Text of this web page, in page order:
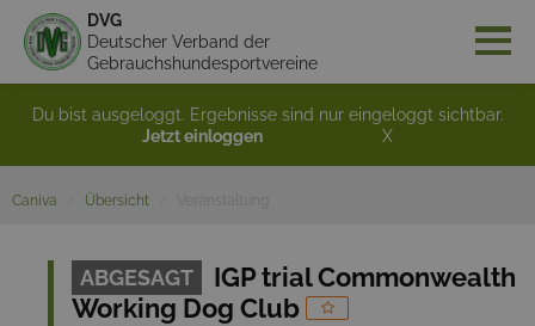
DVG
Deutscher Verband der
Gebrauchshundesportvereine
Du bist ausgeloggt. Ergebnisse sind nur eingeloggt sichtbar.
Jetzt einloggen
X
Caniva Übersicht
ABGESAGT
IGP trial Commonwealth
Working Dog Club